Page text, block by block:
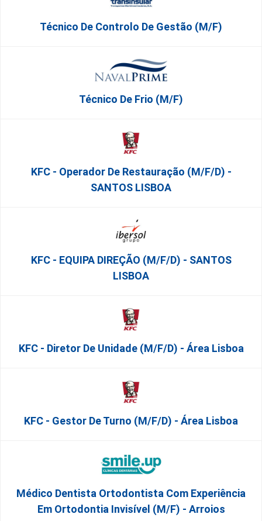
Técnico De Controlo De Gestão (m/f)
Técnico De Frio (m/f)
KFC - Operador De Restauração (m/f/d) -
SANTOS LISBOA
KFC - EQUIPA DIREÇÃO (m/f/d) - SANTOS
LISBOA
KFC - Diretor De Unidade (m/f/d) - Área Lisboa
KFC - Gestor De Turno (m/f/d) - Área Lisboa
Médico Dentista Ortodontista Com Experiência
Em Ortodontia Invisível (M/F) - Arroios